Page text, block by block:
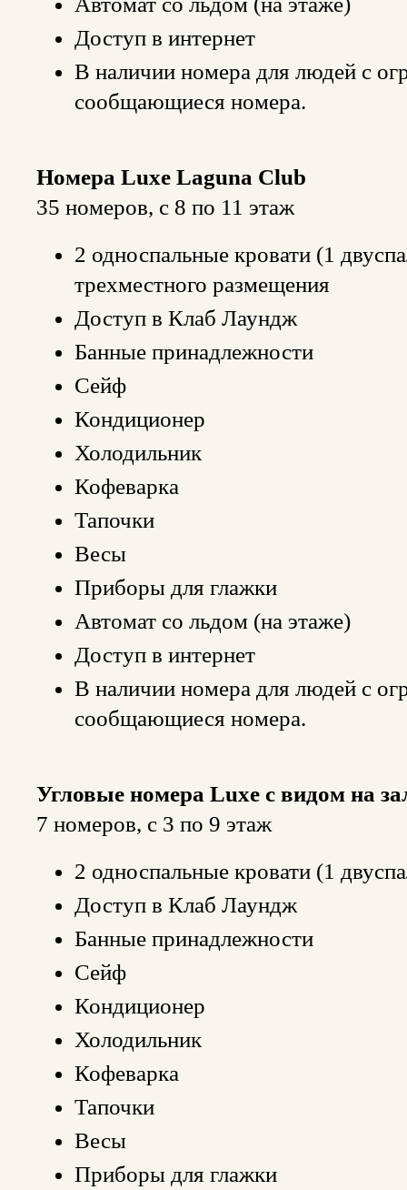
Доступ в интернет
В наличии номера для людей с
сообщающиеся номера.
Номера Luxe Laguna Club
35 номеров, с 8 по 11 этаж
2 односпальные кровати (1
трехместного размещения
Доступ в Клаб Лаундж
Банные принадлежности
Сейф
Кондиционер
Холодильник
Кофеварка
Тапочки
Весы
Приборы для глажки
Автомат со льдом (на этаже)
Доступ в интернет
В наличии номера для людей с
сообщающиеся номера.
Угловые номера Luxe с видом на
7 номеров, с 3 по 9 этаж
2 односпальные кровати (1
Доступ в Клаб Лаундж
Банные принадлежности
Сейф
Кондиционер
Холодильник
Кофеварка
Тапочки
Весы
Приборы для глажки